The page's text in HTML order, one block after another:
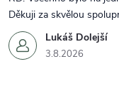
Lukáš Dolejší
3.8.2026
Děkuji za skvělou